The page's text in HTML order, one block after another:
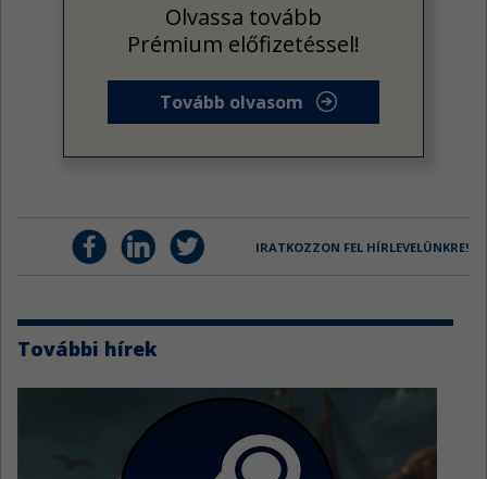
Olvassa tovább
Prémium előfizetéssel!
Tovább olvasom
IRATKOZZON FEL HÍRLEVELÜNKRE!
További hírek